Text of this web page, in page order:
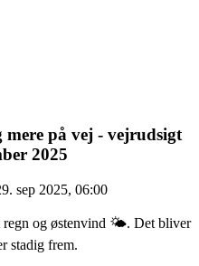
mere på vej - vejrudsigt
2025
sep 2025, 06:00
regn og østenvind 🌤️. Det bliver
stadig frem.